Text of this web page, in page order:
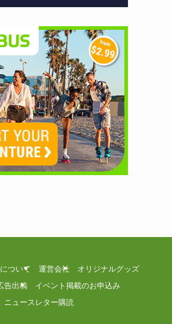
ついて 運営会社
オリジナルグッズ
告出稿
イベント掲載のお申込み
ニュースレター購読